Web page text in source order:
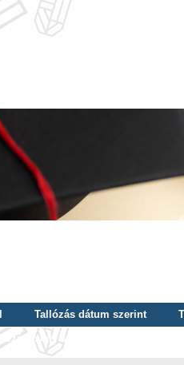
Tallózás dátum szerint
nyelv szerint